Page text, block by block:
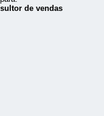
de vendas